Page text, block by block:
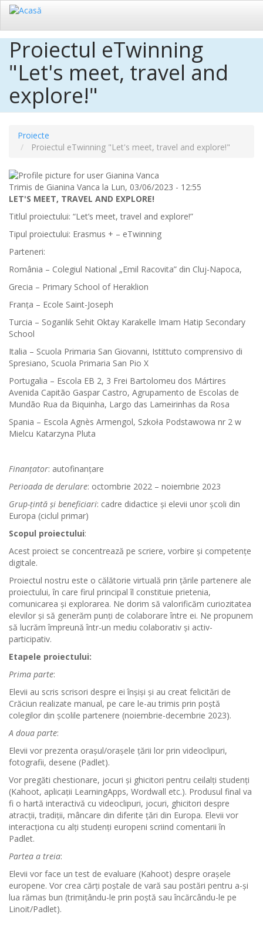
Sari
conținutul
principal
Proiectul eTwinning
"Let's meet, travel and
explore!"
Proiecte
Proiectul eTwinning "Let's meet, travel and explore!"
Trimis de Gianina Vanca la Lun, 03/06/2023 - 12:55
LET'S MEET, TRAVEL AND EXPLORE!
Titlul proiectului: “Let’s meet, travel and explore!”
Tipul proiectului: Erasmus + – eTwinning
Parteneri:
România – Colegiul National „Emil Racovita” din Cluj-Napoca,
Grecia – Primary School of Heraklion
Franța – Ecole Saint-Joseph
Turcia – Soganlik Sehit Oktay Karakelle Imam Hatip Secondary
School
Italia – Scuola Primaria San Giovanni, Istittuto comprensivo di
Spresiano, Scuola Primaria San Pio X
Portugalia – Escola EB 2, 3 Frei Bartolomeu dos Mártires
Avenida Capitão Gaspar Castro, Agrupamento de Escolas de
Mundão Rua da Biquinha, Largo das Lameirinhas da Rosa
Spania – Escola Agnès Armengol, Szkoła Podstawowa nr 2 w
Mielcu Katarzyna Pluta
Finanțator: autofinanțare
Perioada de derulare: octombrie 2022 – noiembrie 2023
Grup-țintă și beneficiari: cadre didactice și elevii unor școli din
Europa (ciclul primar)
Scopul proiectului:
Acest proiect se concentrează pe scriere, vorbire și competențe
digitale.
Proiectul nostru este o călătorie virtuală prin țările partenere ale
proiectului, în care firul principal îl constituie prietenia,
comunicarea și explorarea. Ne dorim să valorificăm curiozitatea
elevilor și să generăm punți de colaborare între ei. Ne propunem
să lucrăm împreună într-un mediu colaborativ și activ-
participativ.
Etapele proiectului:
Prima parte:
Elevii au scris scrisori despre ei înșiși și au creat felicitări de
Crăciun realizate manual, pe care le-au trimis prin poștă
colegilor din școlile partenere (noiembrie-decembrie 2023).
A doua parte:
Elevii vor prezenta orașul/orașele țării lor prin videoclipuri,
fotografii, desene (Padlet).
Vor pregăti chestionare, jocuri și ghicitori pentru ceilalți studenți
(Kahoot, aplicații LearningApps, Wordwall etc.). Produsul final va
fi o hartă interactivă cu videoclipuri, jocuri, ghicitori despre
atracții, tradiții, mâncare din diferite țări din Europa. Elevii vor
interacționa cu alți studenți europeni scriind comentarii în
Padlet.
Partea a treia:
Elevii vor face un test de evaluare (Kahoot) despre orașele
europene. Vor crea cărți poștale de vară sau postări pentru a-și
lua rămas bun (trimițându-le prin poștă sau încărcându-le pe
Linoit/Padlet).